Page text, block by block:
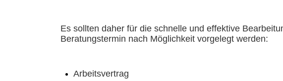
Es sollten daher für die schnelle und effektive
Beratungstermin nach Möglichkeit vorgelegt werden:
Arbeitsvertrag